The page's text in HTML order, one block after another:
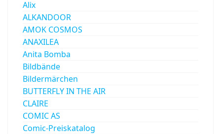
Alix
ALKANDOOR
AMOK COSMOS
ANAXILEA
Anita Bomba
Bildbände
Bildermärchen
BUTTERFLY IN THE AIR
CLAIRE
COMIC AS
Comic-Preiskatalog